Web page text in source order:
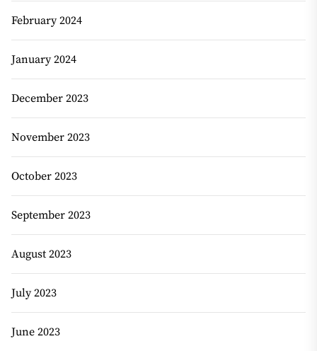
February 2024
January 2024
December 2023
November 2023
October 2023
September 2023
August 2023
July 2023
June 2023